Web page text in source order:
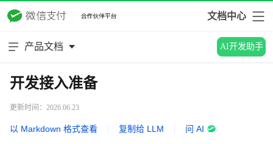
文档中心
产品文档 AI开发助手
开发接入准备
更新时间：2026.06.23
以 Markdown 格式查看 复制给 LLM 问 AI